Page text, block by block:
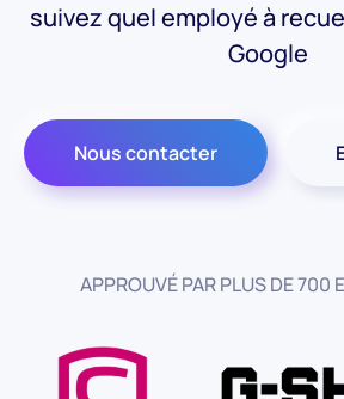
suivez quel employé à
Google
Nous contacter
APPROUVÉ PAR PLUS DE 700